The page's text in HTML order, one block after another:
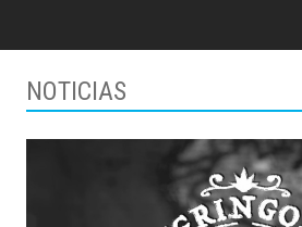
NOTICIAS